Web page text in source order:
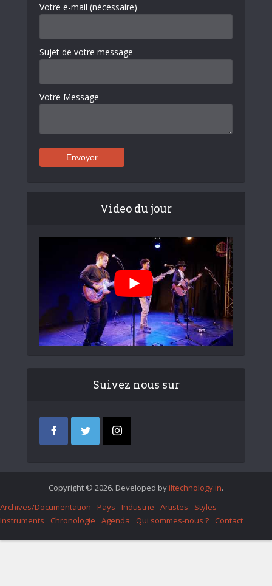
Votre e-mail (nécessaire)
Sujet de votre message
Votre Message
Video du jour
Suivez nous sur
Copyright © 2026. Developed by iItechnology.in.
Archives/Documentation
Pays Industrie Artistes
Styles
Instruments
Chronologie Agenda Qui sommes-nous ? Contact